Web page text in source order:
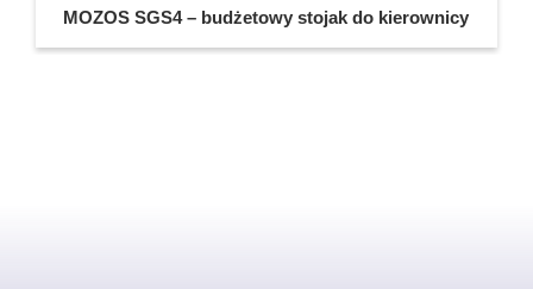
MOZOS SGS4 – budżetowy stojak do kierownicy